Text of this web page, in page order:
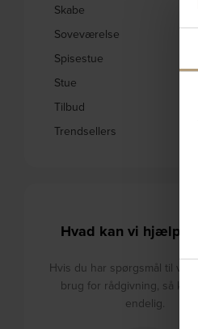
Skabe
Soveværelse
Spisestue
Stue
Tilbud
Trendsellers
Hvad kan vi hjælpe
Hvis du har spørgsmål til
brug for rådgivning, så
endelig.